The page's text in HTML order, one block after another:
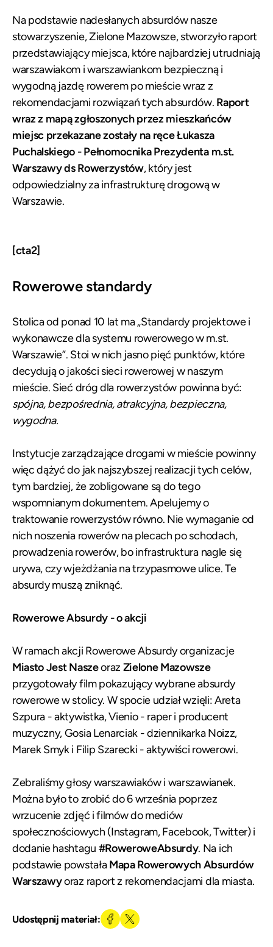
Na podstawie nadesłanych absurdów nasze
stowarzyszenie, Zielone Mazowsze, stworzyło raport
przedstawiający miejsca, które najbardziej utrudniają
warszawiakom i warszawiankom bezpieczną i
wygodną jazdę rowerem po mieście wraz z
rekomendacjami rozwiązań tych absurdów. Raport
wraz z mapą zgłoszonych przez mieszkańców
miejsc przekazane zostały na ręce Łukasza
Puchalskiego - Pełnomocnika Prezydenta m.st.
Warszawy ds Rowerzystów, który jest
odpowiedzialny za infrastrukturę drogową w
Warszawie.
[cta2]
Rowerowe standardy
Stolica od ponad 10 lat ma „Standardy projektowe i
wykonawcze dla systemu rowerowego w m.st.
Warszawie”. Stoi w nich jasno pięć punktów, które
decydują o jakości sieci rowerowej w naszym
mieście. Sieć dróg dla rowerzystów powinna być:
spójna, bezpośrednia, atrakcyjna, bezpieczna,
wygodna.
Instytucje zarządzające drogami w mieście powinny
więc dążyć do jak najszybszej realizacji tych celów,
tym bardziej, że zobligowane są do tego
wspomnianym dokumentem. Apelujemy o
traktowanie rowerzystów równo. Nie wymaganie od
nich noszenia rowerów na plecach po schodach,
prowadzenia rowerów, bo infrastruktura nagle się
urywa, czy wjeżdżania na trzypasmowe ulice. Te
absurdy muszą zniknąć.
Rowerowe Absurdy - o akcji
W ramach akcji Rowerowe Absurdy organizacje
Miasto Jest Naszeoraz Zielone Mazowsze
przygotowały film pokazujący wybrane absurdy
rowerowe w stolicy. W spocie udział wzięli: Areta
Szpura - aktywistka, Vienio - raper i producent
muzyczny, Gosia Lenarciak - dziennikarka Noizz,
Marek Smyk i Filip Szarecki - aktywiści rowerowi.
Zebraliśmy głosy warszawiaków i warszawianek.
Można było to zrobić do 6 września poprzez
wrzucenie zdjęć i filmów do mediów
społecznościowych (Instagram, Facebook, Twitter) i
dodanie hashtagu #RoweroweAbsurdy. Na ich
podstawie powstałaMapa Rowerowych Absurdów
Warszawyoraz raport z rekomendacjami dla miasta.
Udostępnij materiał: